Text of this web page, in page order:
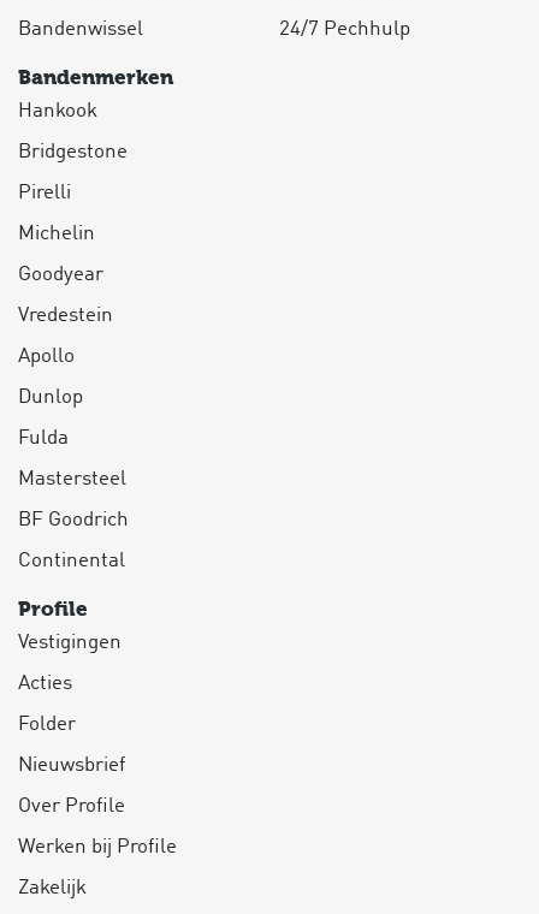
Bandenwissel
24/7 Pechhulp
Bandenmerken
Hankook
Bridgestone
Pirelli
Michelin
Goodyear
Vredestein
Apollo
Dunlop
Fulda
Mastersteel
BF Goodrich
Continental
Profile
Vestigingen
Acties
Folder
Nieuwsbrief
Over Profile
Werken bij Profile
Zakelijk